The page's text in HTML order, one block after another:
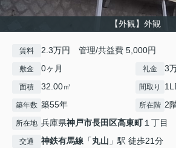
【外観】外観
賃料 2.3万円 管理/共益費 5,000円
敷金 0ヶ月 礼金 3
面積 32.00㎡ 間取り
築年数 築55年 所在階 2
所在地 兵庫県神戸市長田区高東町１丁目
交通 神鉄有馬線 「丸山 」駅 徒歩21分